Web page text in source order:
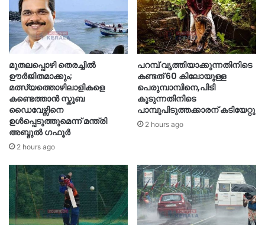
മുതലപ്പൊഴി തെരച്ചിൽ
ഊർജിതമാക്കും;
മത്സ്യത്തൊഴിലാളികളെ
കണ്ടെത്താൻ സ്കൂബ
ഡൈവേഴ്സിനെ
ഉൾപ്പെടുത്തുമെന്ന് മന്ത്രി
അബ്ദുൽ ഗഫൂർ
2 hours ago
പറമ്പ് വൃത്തിയാക്കുന്നതിനിടെ
കണ്ടത് 60 കിലോയുള്ള
പെരുമ്പാമ്പിനെ,പിടി
കൂടുന്നതിനിടെ
പാമ്പുപിടുത്തക്കാരന് കടിയേറ്റു
2 hours ago